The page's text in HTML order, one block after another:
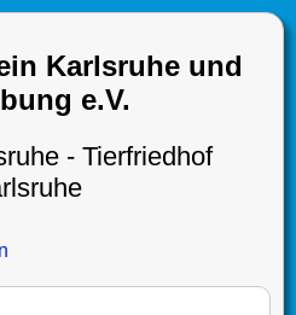
Karlsruhe und
e.V.
- Tierfriedhof